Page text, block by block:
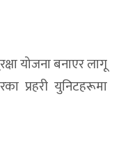
योजना बनाएर लागू
प्रहरी युनिटहरूमा